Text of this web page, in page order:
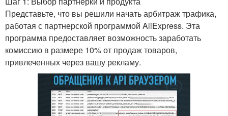
Представьте, что вы решили начать арбитраж трафика,
работая с партнерской программой AliExpress. Эта
программа предоставляет возможность заработать
комиссию в размере 10% от продаж товаров,
привлеченных через вашу рекламу.